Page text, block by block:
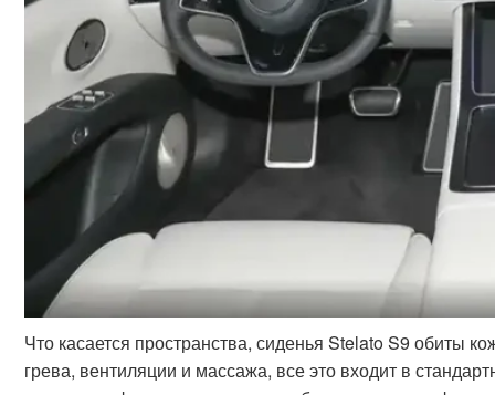
Что касается пространства, сиденья Stelato S9 обиты
грева, вентиляции и массажа, все это входит в